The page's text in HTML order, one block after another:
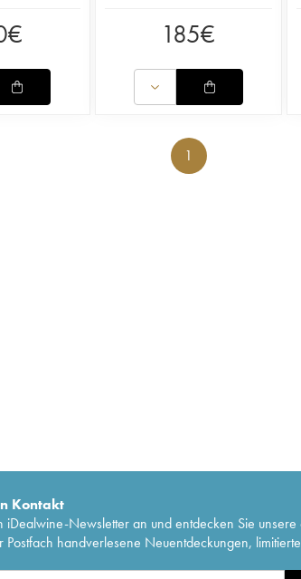
€ 185€
1
Kontakt
iDealwine-Newsletter an und entdecken Sie unsere
Postfach handverlesene Neuentdeckungen,